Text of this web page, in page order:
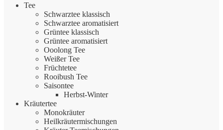
Tee
Schwarztee klassisch
Schwarztee aromatisiert
Grüntee klassisch
Grüntee aromatisiert
Ooolong Tee
Weißer Tee
Früchtetee
Rooibush Tee
Saisontee
Herbst-Winter
Kräutertee
Monokräuter
Heilkräutermischungen